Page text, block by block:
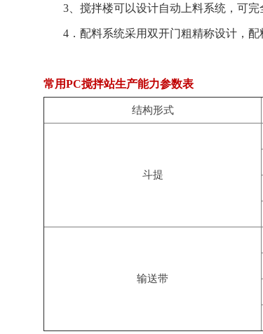
3、搅拌楼可以设计自动上料系统，可完
4．配料系统采用双开门粗精称设计，配
常用PC搅拌站生产能力参数表
结构形式
斗提
输送带